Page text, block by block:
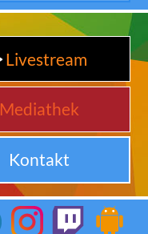
Livestream
Mediathek
Kontakt